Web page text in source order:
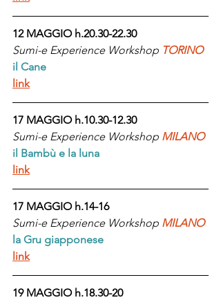
12 MAGGIO h.20.30-22.30
Sumi-e Experience Workshop TORINO
il Cane
link
17 MAGGIO h.10.30-12.30
Sumi-e Experience Workshop MILANO
il Bambù e la luna
link
17 MAGGIO h.14-16
Sumi-e Experience Workshop MILANO
la Gru giapponese
link
19 MAGGIO h.18.30-20